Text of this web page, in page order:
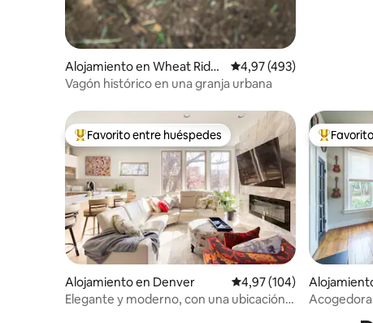
Alojamiento en Wheat Ridg
e
Calificación promedio:
4,97 (493)
Vagón histórico en una granja urbana
Favorito entre los huéspedes más destacados
Favorito entre huéspedes
Alojamiento en Denver Calificación promedio:
4,97 (104)
Elegante y moderno, con una ubicación
Favorito